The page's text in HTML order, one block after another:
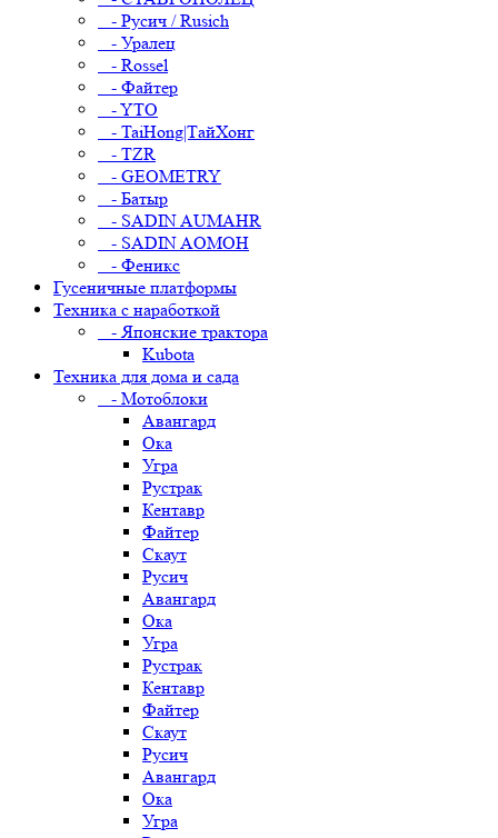
- Русич / Rusich
- Уралец
- Rossel
- Файтер
- YTO
- TaiHong|ТайХонг
- TZR
- GEOMETRY
- Батыр
- SADIN AUMAHR
- SADIN AOMOH
- Феникс
Гусеничные платформы
Техника с наработкой
- Японские трактора
Kubota
Техника для дома и сада
- Мотоблоки
Авангард
Ока
Угра
Рустрак
Кентавр
Файтер
Скаут
Русич
Авангард
Ока
Угра
Рустрак
Кентавр
Файтер
Скаут
Русич
Авангард
Ока
Угра